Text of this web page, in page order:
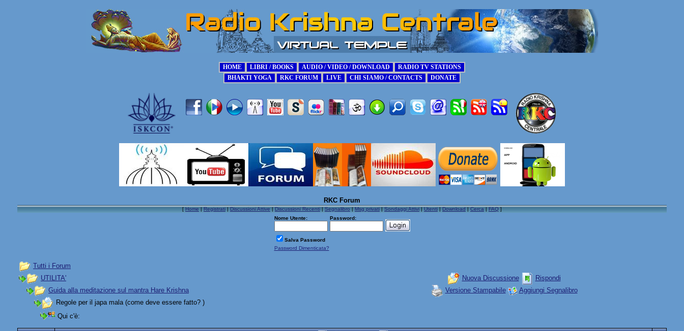
RKC Forum
[Home|Registrati|Discussioni Attive|Discussioni Recenti|Segnalibro|Msg privati|Sondaggi Attivi|Utenti|Download|Cerca|FAQ]
Nome Utente:
Password:
Salva Password
Password Dimenticata?
Tutti i Forum
UTILITA'
Guida alla meditazione sul mantra Hare Krishna
Regole per il japa mala (come deve essere fatto? )
Nuova Discussione
Rispondi
Versione Stampabile
Aggiungi Segnalibro
Qui c'è: